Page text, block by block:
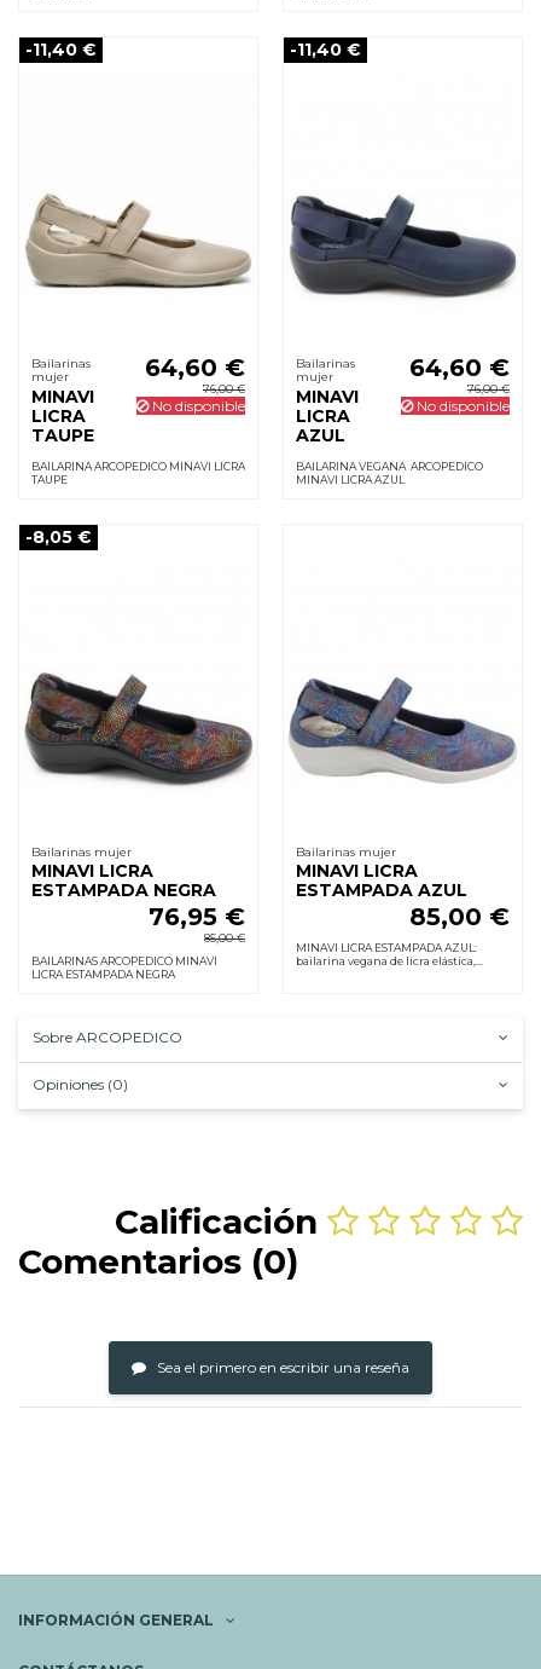
-11,40 €
Bailarinas
mujer
MINAVI
LICRA
TAUPE
64,60 €
76,00 €
No disponible
BAILARINA ARCOPEDICO MINAVI LICRA
TAUPE
-11,40 €
Bailarinas
mujer
MINAVI
LICRA
AZUL
64,60 €
76,00 €
No disponible
BAILARINA VEGANA ARCOPEDICO
MINAVI LICRA AZUL
-8,05 €
Bailarinas mujer
MINAVI LICRA
ESTAMPADA NEGRA
76,95 €
85,00 €
BAILARINAS ARCOPEDICO MINAVI
LICRA ESTAMPADA NEGRA
Bailarinas mujer
MINAVI LICRA
ESTAMPADA AZUL
85,00 €
MINAVI LICRA ESTAMPADA AZUL:
bailarina vegana de licra elástica,
Sobre ARCOPEDICO
Opiniones (0)
Calificación
Comentarios (0)
Sea el primero en escribir una reseña
INFORMACIÓN GENERAL